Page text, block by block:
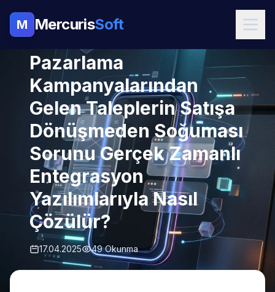
M MercurisSoft
Pazarlama
Kampanyalarından
Gelen Taleplerin Satışa
Dönüşmeden Soğuması
Sorunu Gerçek Zamanlı
Entegrasyon
Yazılımlarıyla Nasıl
Çözülür?
17.04.2025 49 Okunma